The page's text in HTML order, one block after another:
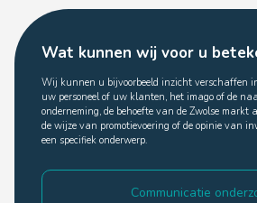
Wat kunnen wij voor u
Wij kunnen u bijvoorbeeld inzicht verschaffen
uw personeel of uw klanten, het imago of de
onderneming, de behoefte van de Zwolse markt
de wijze van promotievoering of de opinie van
een specifiek onderwerp.
Communicatie